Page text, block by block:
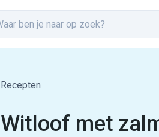
Recepten
Witloof met